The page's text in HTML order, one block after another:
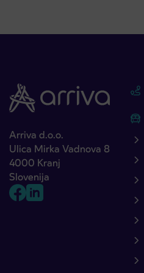
Arriva d.o.o.
Ulica Mirka Vadnova 8
4000 Kranj
Slovenija